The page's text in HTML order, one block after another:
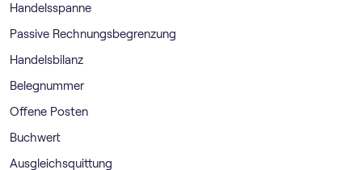
Handelsspanne
Passive Rechnungsbegrenzung
Handelsbilanz
Belegnummer
Offene Posten
Buchwert
Ausgleichsquittung